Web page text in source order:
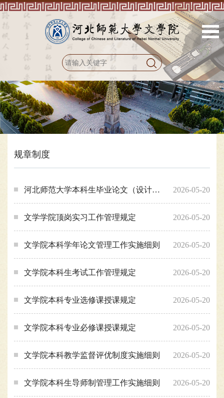
规章制度
河北师范大学本科生毕业论文（设计）工作细则（修 订） 2026-05-20
文学学院顶岗实习工作管理规定 2026-05-20
文学院本科学年论文管理工作实施细则 2026-05-20
文学院本科生考试工作管理规定 2026-05-20
文学院本科专业选修课授课规定 2026-05-20
文学院本科专业必修课授课规定 2026-05-20
文学院本科教学监督评优制度实施细则 2026-05-20
文学院本科生导师制管理工作实施细则 2026-05-20